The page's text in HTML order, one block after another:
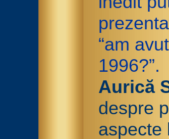
“am
1996?”.
Aurică
despre
aspecte